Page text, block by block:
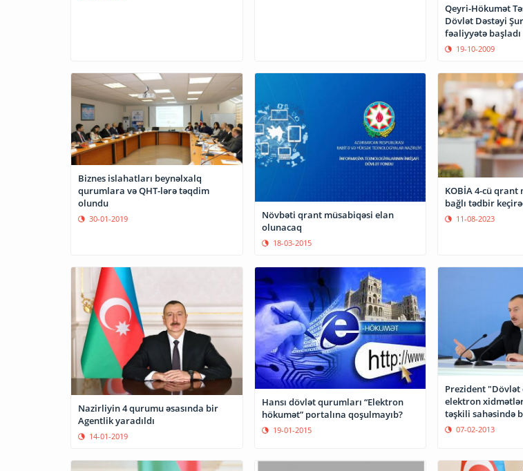
Qeyri-Hökumət
Dövlət Dəstəyi
fəaliyyətə başladı
19-10-2009
Biznes islahatları beynəlxalq
qurumlara və QHT-lərə təqdim
olundu
30-01-2019
Növbəti qrant müsabiqəsi elan
olunacaq
18-03-2015
KOBİA 4-cü qrant
bağlı tədbir
11-08-2023
Nazirliyin 4 qurumu əsasında bir
Agentlik yaradıldı
14-01-2019
Hansı dövlət qurumları “Elektron
hökumət” portalına qoşulmayıb?
19-01-2015
Prezident "Dövlət
elektron
təşkili sahəsində
haqqında"
07-02-2013